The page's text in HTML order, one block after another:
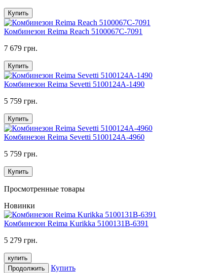
Купить
Комбинезон Reima Reach 5100067C-7091
7 679 грн.
Купить
Комбинезон Reima Sevetti 5100124A-1490
5 759 грн.
Купить
Комбинезон Reima Sevetti 5100124A-4960
5 759 грн.
Купить
Просмотренные товары
Новинки
Комбинезон Reima Kurikka 5100131B-6391
5 279 грн.
купить
Продолжить
Купить